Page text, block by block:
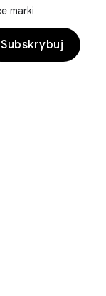
marki
Subskrybuj